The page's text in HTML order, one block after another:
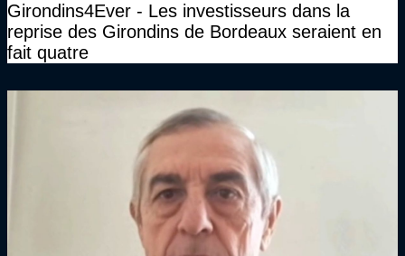
Girondins4Ever - Les investisseurs dans la
reprise des Girondins de Bordeaux seraient en
fait quatre